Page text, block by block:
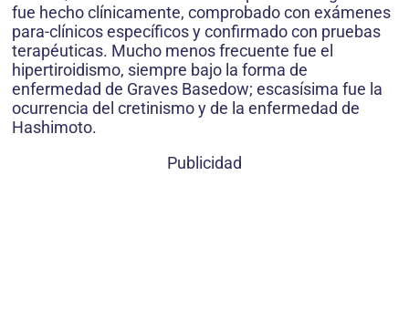
fue hecho clínicamente, comprobado con exámenes
para-clínicos específicos y confirmado con pruebas
terapéuticas. Mucho menos frecuente fue el
hipertiroidismo, siempre bajo la forma de
enfermedad de Graves Basedow; escasísima fue la
ocurrencia del cretinismo y de la enfermedad de
Hashimoto.
Publicidad